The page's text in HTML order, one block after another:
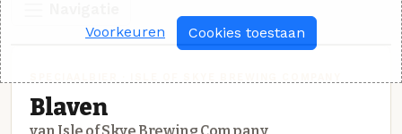
Blaven
Voorkeuren Cookies toestaan